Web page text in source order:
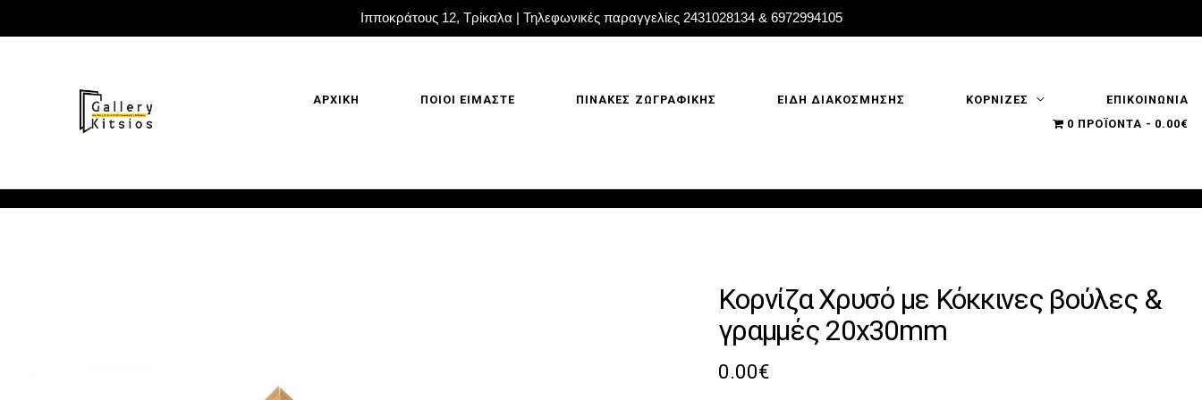
Ιπποκράτους 12, Τρίκαλα | Τηλεφωνικές παραγγελίες 2431028134 & 6972994105
ΑΡΧΙΚΗ ΠΟΙΟΙ ΕΙΜΑΣΤΕ ΠΙΝΑΚΕΣ ΖΩΓΡΑΦΙΚΗΣ ΕΙΔΗ ΔΙΑΚΟΣΜΗΣΗΣ ΚΟΡΝΙΖΕΣ
ΕΠΙΚΟΙΝΩΝΙΑ
0 ΠΡΟΪΌΝΤΑ
0.00€
Κορνίζα Χρυσό με Κόκκινες βούλες &
γραμμές 20x30mm
0.00€